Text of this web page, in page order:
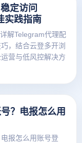
定访问
实践指南
解Telegram代理配
，结合云登多开浏
营与低风控解决方
？电报怎么用
报怎么用账号登